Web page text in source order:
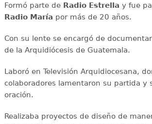
Formó parte de Radio Estrella y fue
Radio María por más de 20 años.
Con su lente se encargó de
de la Arquidiócesis de Guatemala.
Laboró en Televisión Arquidiocesana,
colaboradores lamentaron su partida y
oración.
Realizaba proyectos de diseño de